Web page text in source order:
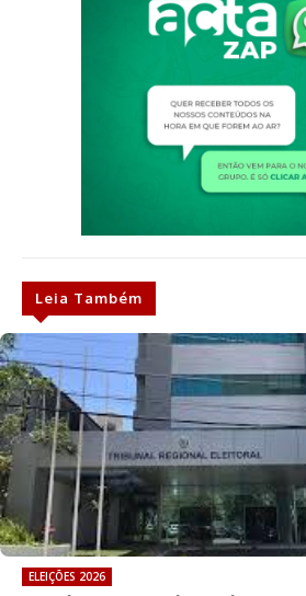
Leia Também
ELEIÇÕES 2026